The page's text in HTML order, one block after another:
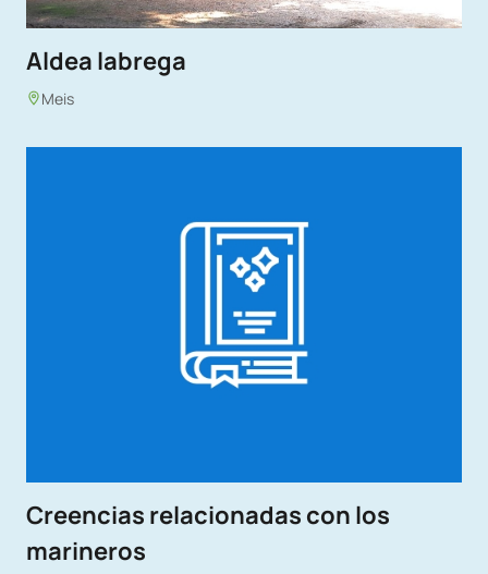
Aldea labrega
Meis
Creencias relacionadas con los
marineros